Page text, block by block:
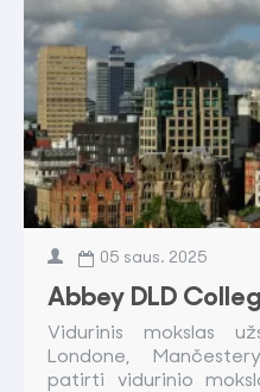
05 saus. 2025
Abbey DLD
Vidurinis mokslas
Londone,
patirti vidurinio